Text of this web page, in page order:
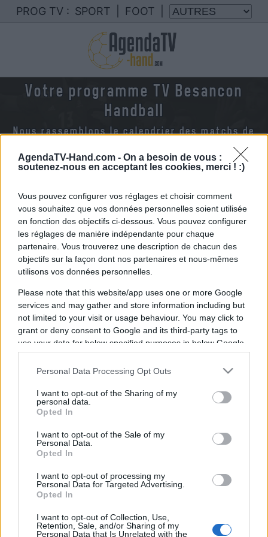
AgendaTV-Hand.com - On a besoin de vous :
soutenez-nous en acceptant les cookies, merci ! :)
Vous pouvez configurer vos réglages et choisir comment
vous souhaitez que vos données personnelles soient utilisée
en fonction des objectifs ci-dessous. Vous pouvez configurer
les réglages de manière indépendante pour chaque
partenaire. Vous trouverez une description de chacun des
objectifs sur la façon dont nos partenaires et nous-mêmes
utilisons vos données personnelles.
Please note that this website/app uses one or more Google
services and may gather and store information including but
not limited to your visit or usage behaviour. You may click to
grant or deny consent to Google and its third-party tags to
use your data for below specified purposes in below Google
consent section.
Personal Data Processing Opt Outs
I want to opt-out of the Sharing of my
personal data.
Opted In
I want to opt-out of the Sale of my
Personal Data.
Opted In
I want to opt-out of processing my
Personal Data for Targeted Advertising.
Opted In
I want to opt-out of Collection, Use,
Retention, Sale, and/or Sharing of my
Personal Data that Is Unrelated with the
PROG TV : SPORT FOOT
Votre programme TV Besancon
Handball
Nous rassemblons le calendrier des matchs de
matchs diffusés à la télévision en France de
l'équipeBesancon. Cette équipe de France a
été fondée il y a 56 ans, en 1970.
Il n'y a pas de diffusions de matchs de la team
Besancon annoncées à la télévision pour le
moment. Nous mettrons cette page à jour dès
que ce sera le cas.
Pour suivre l'actu Besançon, n'hésitez pas à
vous rendre chez notre partenaire